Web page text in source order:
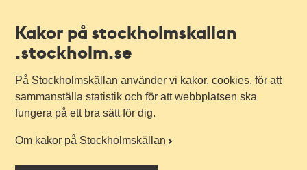
Kakor på stockholmskallan
.stockholm.se
På Stockholmskällan använder vi kakor, cookies, för att
sammanställa statistik och för att webbplatsen ska
fungera på ett bra sätt för dig.
Om kakor på Stockholmskällan